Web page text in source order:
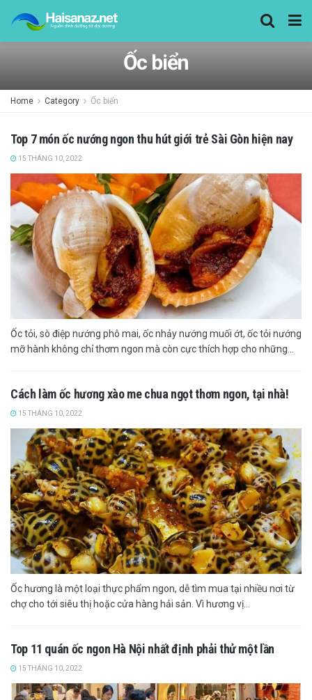
Ốc biển
Home Category Ốc biển
Top 7 món ốc nướng ngon thu hút giới trẻ Sài Gòn hiện nay
15 THÁNG 10, 2022
Ốc tỏi, sò điệp nướng phô mai, ốc nhảy nướng muối ớt, ốc tỏi nướng
mỡ hành không chỉ thơm ngon mà còn cực thích hợp cho những...
Cách làm ốc hương xào me chua ngọt thơm ngon, tại nhà!
15 THÁNG 10, 2022
Ốc hương là một loại thực phẩm ngon, dễ tìm mua tại nhiều nơi từ
chợ cho tới siêu thị hoặc cửa hàng hải sản. Vì hương vị...
Top 11 quán ốc ngon Hà Nội nhất định phải thử một lần
15 THÁNG 10, 2022